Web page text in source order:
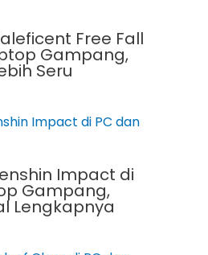
Free Fall
Gampang,
Seru
Impact di
Gampang,
Lengkapnya